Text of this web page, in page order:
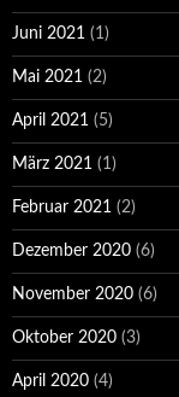
Juni 2021 (1)
Mai 2021 (2)
April 2021 (5)
März 2021 (1)
Februar 2021 (2)
Dezember 2020 (6)
November 2020 (6)
Oktober 2020 (3)
April 2020 (4)